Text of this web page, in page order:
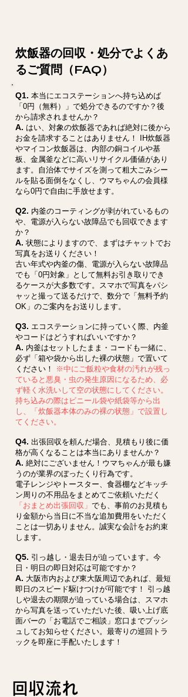
炊飯器の回収・処分でよくあ
るご質問（FAQ）
Q1. 本当にエコステーションへ持ち込めば
「0円（無料）」で処分できるのですか？後
から請求されませんか？
A. はい、対象の炊飯器であれば絶対に後から
お金を請求することはありません！ IH炊飯器
やマイコン炊飯器は、内部の銅コイルや基
板、金属釜などに高いリサイクル価値があり
ます。自治体でサイズを測って粗大ごみシー
ルを貼る面倒をなくし、ウマちゃんの会員様
なら0円で自由に手放せます。
Q2. 内釜のコーティングが剥がれているもの
や、電源が入らない故障品でも回収できます
か？
A. 状態によりますので、まずはチャットでお
写真をお送りください！
古い年式や内釜の傷、電源が入らない故障品
でも「0円対象」として無料お引き取りでき
るケースが大多数です。スマホで写真をパシ
ャッと撮って送るだけで、数分で「無料予約
OK」のご案内をお送りします。
Q3. エコステーションに持っていく際、内釜
やコードはどうすればいいですか？
A. 内釜はセットしたまま・コードも一緒に、
必ず「箱や袋から出した裸の状態」で置いて
ください！
※中にご飯粒や食材の汚れが残っ
ていると悪臭・虫の発生原因になるため、必
ず軽く水洗いして空の状態にしてください。
持ち込みの際はビニール袋や紙袋等から出
し、「炊飯器本体のみの裸の状態」で設置し
てください。
Q4. 出張回収を頼んだ場合、見積もり後に価
格が高くなることは本当にありませんか？
A. 絶対にございません！ウマちゃんが最も嫌
うのが業界のぼったくり行為です。
電子レンジやトースター、食器棚などキッチ
ン周りの不用品をまとめてご依頼いただく
「おまとめ出張回収」 でも、事前のお見積も
り金額から当日に不当な追加費用をいただく
ことは一切ありません。誠実な会計をお約束
します。
Q5. 引っ越し・退去日が迫っています。今
日・明日の即日対応は可能ですか？
A. 大阪市内および東大阪周辺であれば、最短
即日のスピード駆けつけが可能です！ 引っ越
しや退去の期限が迫っている場合は、スマホ
から写真を送っていただいた後、吸い上げ底
面バーの「お電話でご相談」窓口までプッシ
ュしてお知らせください。最寄りの巡回トラ
ックを即座に手配いたします！
回収流れ